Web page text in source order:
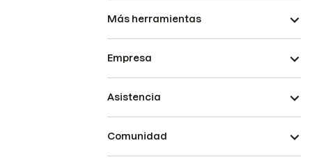
Más herramientas
Empresa
Asistencia
Comunidad